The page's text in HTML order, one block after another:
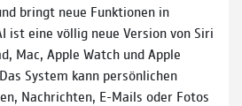
bringt neue Funktionen in
ist eine völlig neue Version von Siri
Mac, Apple Watch und Apple
System kann persönlichen
Nachrichten, E-Mails oder Fotos